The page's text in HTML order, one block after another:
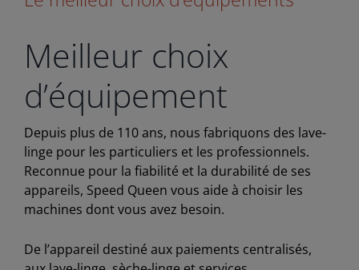
Meilleur choix
d’équipement
Depuis plus de 110 ans, nous fabriquons des lave-
linge pour les particuliers et les professionnels.
Reconnue pour la fiabilité et la durabilité de ses
appareils, Speed Queen vous aide à choisir les
machines dont vous avez besoin.
De l’appareil destiné aux paiements centralisés,